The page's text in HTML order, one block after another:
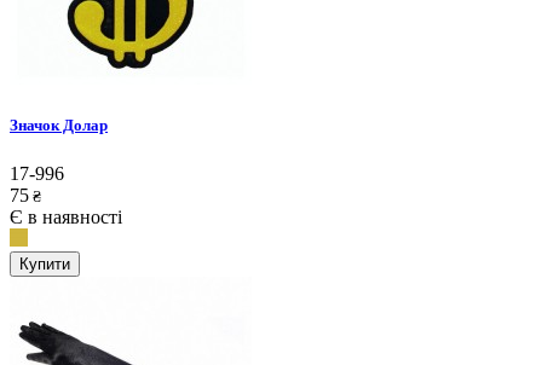
Значок Долар
17-996
75 ₴
Є в наявності
Купити